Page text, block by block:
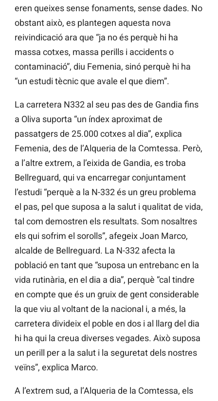
eren queixes sense fonaments, sense dades. No
obstant això, es plantegen aquesta nova
reivindicació ara que “ja no és perquè hi ha
massa cotxes, massa perills i accidents o
contaminació”, diu Femenia, sinó perquè hi ha
“un estudi tècnic que avale el que diem”.
La carretera N332 al seu pas des de Gandia fins
a Oliva suporta “un índex aproximat de
passatgers de 25.000 cotxes al dia”, explica
Femenia, des de l’Alqueria de la Comtessa. Però,
a l’altre extrem, a l’eixida de Gandia, es troba
Bellreguard, qui va encarregar conjuntament
l’estudi “perquè a la N-332 és un greu problema
el pas, pel que suposa a la salut i qualitat de vida,
tal com demostren els resultats. Som nosaltres
els qui sofrim el sorolls”, afegeix Joan Marco,
alcalde de Bellreguard. La N-332 afecta la
població en tant que “suposa un entrebanc en la
vida rutinària, en el dia a dia”, perquè “cal tindre
en compte que és un gruix de gent considerable
la que viu al voltant de la nacional i, a més, la
carretera divideix el poble en dos i al llarg del dia
hi ha qui la creua diverses vegades. Això suposa
un perill per a la salut i la seguretat dels nostres
veïns”, explica Marco.
A l’extrem sud, a l’Alqueria de la Comtessa, els